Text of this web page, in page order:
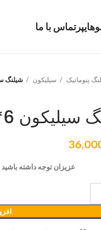
تماس با ما
پنوماتیک سیلیکون شیلنگ
سیلیکون 6*4
عزیزان توجه داشته